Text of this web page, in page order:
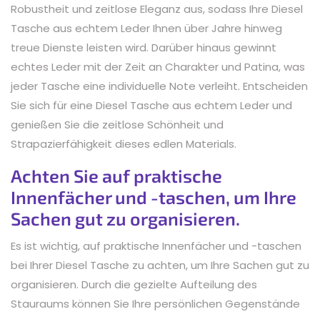
Robustheit und zeitlose Eleganz aus, sodass Ihre Diesel
Tasche aus echtem Leder Ihnen über Jahre hinweg
treue Dienste leisten wird. Darüber hinaus gewinnt
echtes Leder mit der Zeit an Charakter und Patina, was
jeder Tasche eine individuelle Note verleiht. Entscheiden
Sie sich für eine Diesel Tasche aus echtem Leder und
genießen Sie die zeitlose Schönheit und
Strapazierfähigkeit dieses edlen Materials.
Achten Sie auf praktische
Innenfächer und -taschen, um Ihre
Sachen gut zu organisieren.
Es ist wichtig, auf praktische Innenfächer und -taschen
bei Ihrer Diesel Tasche zu achten, um Ihre Sachen gut zu
organisieren. Durch die gezielte Aufteilung des
Stauraums können Sie Ihre persönlichen Gegenstände